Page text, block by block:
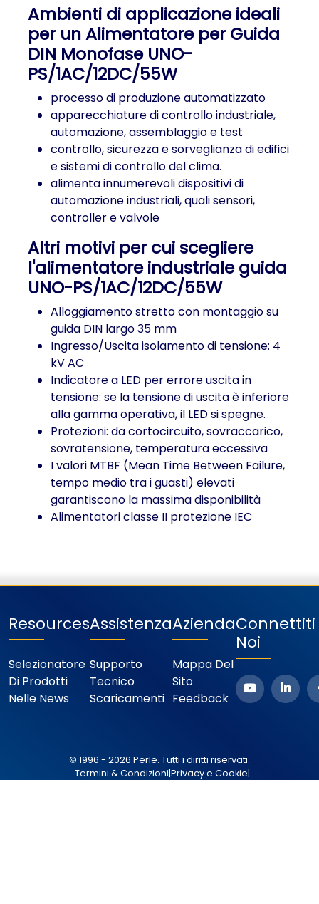
Ambienti di applicazione ideali
per un Alimentatore per Guida
DIN Monofase UNO-
PS/1AC/12DC/55W
processo di produzione automatizzato
apparecchiature di controllo industriale,
automazione, assemblaggio e test
controllo, sicurezza e sorveglianza di edifici
e sistemi di controllo del clima.
alimenta innumerevoli dispositivi di
automazione industriali, quali sensori,
controller e valvole
Altri motivi per cui scegliere
l'alimentatore industriale guida
UNO-PS/1AC/12DC/55W
Alloggiamento stretto con montaggio su
guida DIN largo 35 mm
Ingresso/Uscita isolamento di tensione: 4
kV AC
Indicatore a LED per errore uscita in
tensione: se la tensione di uscita è inferiore
alla gamma operativa, il LED si spegne.
Protezioni: da cortocircuito, sovraccarico,
sovratensione, temperatura eccessiva
I valori MTBF (Mean Time Between Failure,
tempo medio tra i guasti) elevati
garantiscono la massima disponibilità
Alimentatori classe II protezione IEC
Resources
Selezionatore
Di Prodotti
Nelle News
Assistenza
Supporto
Tecnico
Scaricamenti
Azienda
Mappa Del
Sito
Feedback
Connettiti
Noi
© 1996 - 2026 Perle. Tutti i diritti riservati.
Termini & Condizioni|Privacy e Cookie|